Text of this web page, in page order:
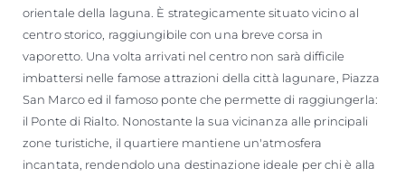
orientale della laguna. È strategicamente situato vicino al
centro storico, raggiungibile con una breve corsa in
vaporetto. Una volta arrivati nel centro non sarà difficile
imbattersi nelle famose attrazioni della città lagunare, Piazza
San Marco ed il famoso ponte che permette di raggiungerla:
il Ponte di Rialto. Nonostante la sua vicinanza alle principali
zone turistiche, il quartiere mantiene un'atmosfera
incantata, rendendolo una destinazione ideale per chi è alla